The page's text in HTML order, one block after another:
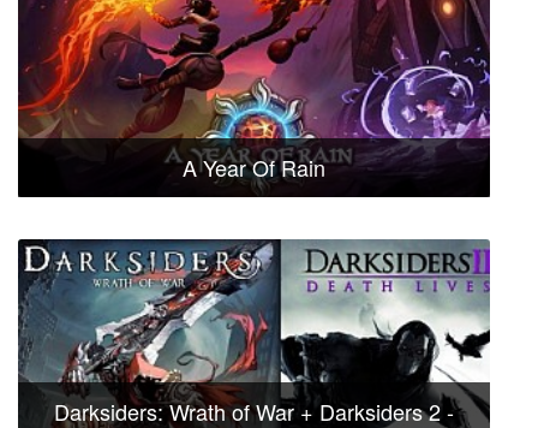
A Year Of Rain
Darksiders: Wrath of War + Darksiders 2 -